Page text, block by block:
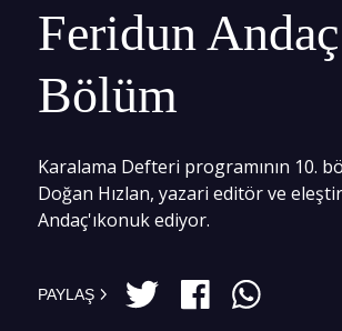
Feridun
Bölüm
Karalama Defteri programının 10.
Doğan Hızlan, yazari editör ve
Andaç'ıkonuk ediyor.
PAYLAŞ